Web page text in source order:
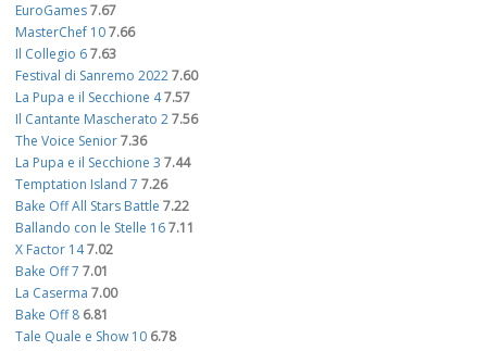
EuroGames7.67
MasterChef 107.66
Il Collegio 67.63
Festival di Sanremo 20227.60
La Pupa e il Secchione 47.57
Il Cantante Mascherato 27.56
The Voice Senior7.36
La Pupa e il Secchione 3 7.44
Temptation Island 7 7.26
Bake Off All Stars Battle 7.22
Ballando con le Stelle 167.11
X Factor 147.02
Bake Off 7 7.01
La Caserma 7.00
Bake Off 8 6.81
Tale Quale e Show 10 6.78